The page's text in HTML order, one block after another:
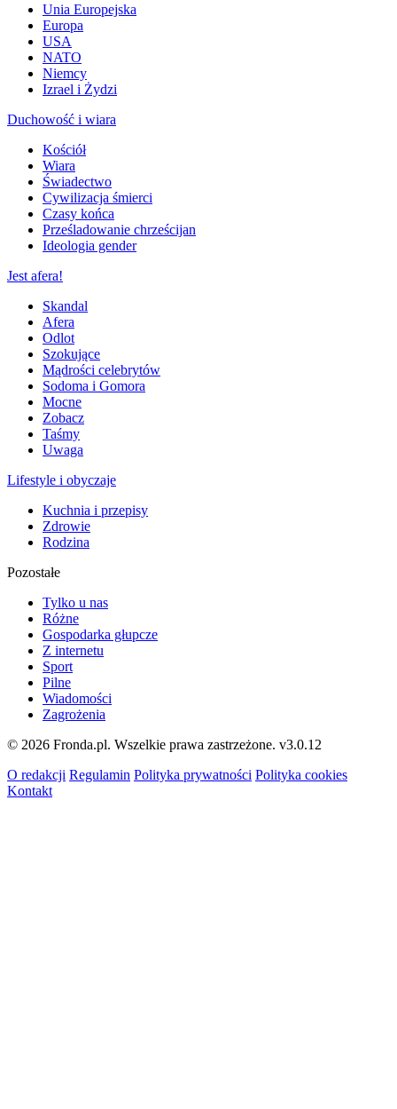
Unia Europejska
Europa
USA
NATO
Niemcy
Izrael i Żydzi
Duchowość i wiara
Kościół
Wiara
Świadectwo
Cywilizacja śmierci
Czasy końca
Prześladowanie chrześcijan
Ideologia gender
Jest afera!
Skandal
Afera
Odlot
Szokujące
Mądrości celebrytów
Sodoma i Gomora
Mocne
Zobacz
Taśmy
Uwaga
Lifestyle i obyczaje
Kuchnia i przepisy
Zdrowie
Rodzina
Pozostałe
Tylko u nas
Różne
Gospodarka głupcze
Z internetu
Sport
Pilne
Wiadomości
Zagrożenia
© 2026 Fronda.pl. Wszelkie prawa zastrzeżone. v3.0.12
O redakcji Regulamin Polityka prywatności Polityka cookies
Kontakt